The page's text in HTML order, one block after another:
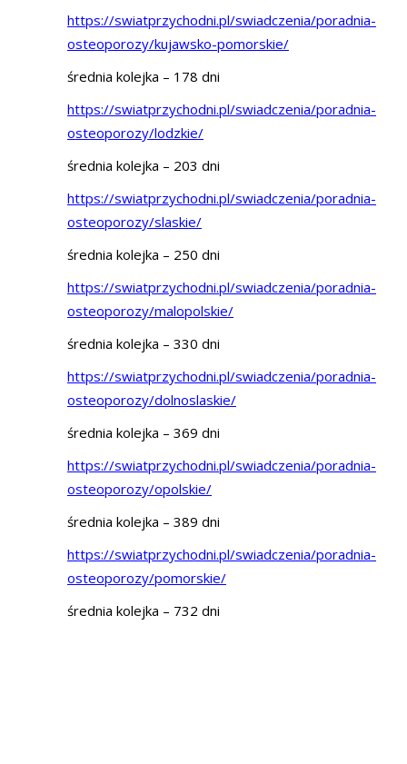
https://swiatprzychodni.pl/swiadczenia/poradnia-
osteoporozy/kujawsko-pomorskie/
średnia kolejka – 178 dni
https://swiatprzychodni.pl/swiadczenia/poradnia-
osteoporozy/lodzkie/
średnia kolejka – 203 dni
https://swiatprzychodni.pl/swiadczenia/poradnia-
osteoporozy/slaskie/
średnia kolejka – 250 dni
https://swiatprzychodni.pl/swiadczenia/poradnia-
osteoporozy/malopolskie/
średnia kolejka – 330 dni
https://swiatprzychodni.pl/swiadczenia/poradnia-
osteoporozy/dolnoslaskie/
średnia kolejka – 369 dni
https://swiatprzychodni.pl/swiadczenia/poradnia-
osteoporozy/opolskie/
średnia kolejka – 389 dni
https://swiatprzychodni.pl/swiadczenia/poradnia-
osteoporozy/pomorskie/
średnia kolejka – 732 dni